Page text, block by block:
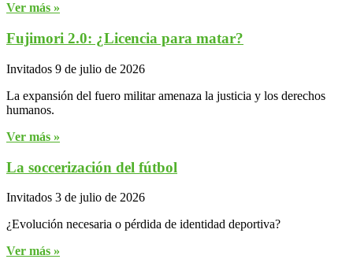
Ver más »
Fujimori 2.0: ¿Licencia para matar?
Invitados 9 de julio de 2026
La expansión del fuero militar amenaza la justicia y los derechos
humanos.
Ver más »
La soccerización del fútbol
Invitados 3 de julio de 2026
¿Evolución necesaria o pérdida de identidad deportiva?
Ver más »